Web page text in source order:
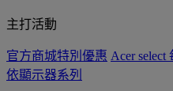
主打活動
官方商城特別優惠 Acer select
依顯示器系列